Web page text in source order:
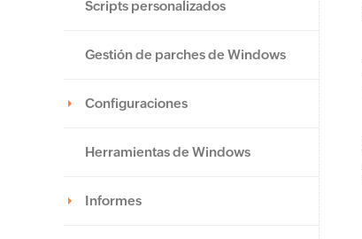
Scripts personalizados
Gestión de parches de Windows
Configuraciones
Herramientas de Windows
Informes